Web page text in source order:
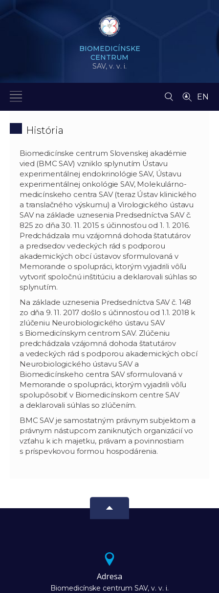
BIOMEDICÍNSKE
CENTRUM
SAV, v. v. i.
EN
História
Biomedicínske centrum Slovenskej akadémie
vied (BMC SAV) vzniklo splynutím Ústavu
experimentálnej endokrinológie SAV, Ústavu
experimentálnej onkológie SAV, Molekulárno-
medicínskeho centra SAV (teraz Ústav klinického
a translačného výskumu) a Virologického ústavu
SAV na základe uznesenia Predsedníctva SAV č.
825 zo dňa 30. 11. 2015 s účinnosťou od 1. 1. 2016.
Predchádzala mu vzájomná dohoda štatutárov
a predsedov vedeckých rád s podporou
akademických obcí ústavov sformulovaná v
Memorande o spolupráci, ktorým vyjadrili vôľu
vytvoriť spoločnú inštitúciu a deklarovali súhlas so
splynutím.
Na základe uznesenia Predsedníctva SAV č. 148
zo dňa 9. 11. 2017 došlo s účinnosťou od 1.1. 2018 k
zlúčeniu Neurobiologického ústavu SAV
s Biomedicínskym centrom SAV. Zlúčeniu
predchádzala vzájomná dohoda štatutárov
a vedeckých rád s podporou akademických obcí
Neurobiologického ústavu SAV a
Biomedicínskeho centra SAV sformulovaná v
Memorande o spolupráci, ktorým vyjadrili vôľu
spolupôsobiť v Biomedicínskom centre SAV
a deklarovali súhlas so zlúčením.
BMC SAV je samostatným právnym subjektom a
právnym nástupcom zaniknutých organizácií vo
vzťahu k ich majetku, právam a povinnostiam
s príspevkovou formou hospodárenia.
Adresa
Biomedicínske centrum SAV, v. v. i.